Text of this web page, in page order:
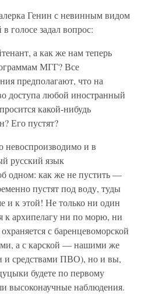
Генин с невинным видом
голосе задал вопрос:
а как же нам теперь
МГГ? Все
предполагают, что на
доступа любой иностранный
какой-нибудь
Его пустят?
невоспроизводимо и в
русский язык
одном: как же не пустить —
пустят под воду, туды
и к этой! Не только ни один
к архипелагу ни по морю, ни
с баренцевоморской
а с карской — нашими же
и средствами ПВО), но и вы,
будете по первому
высоконаучные наблюдения.